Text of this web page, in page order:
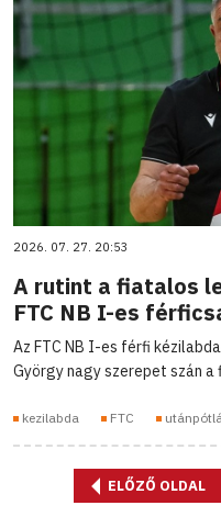
2026. 07. 27. 20:53
A rutint a fiatalos
FTC NB I-es
Az FTC NB I-es férfi
György nagy szerepet szán a
kezilabda FTC
ELŐZŐ OLDAL